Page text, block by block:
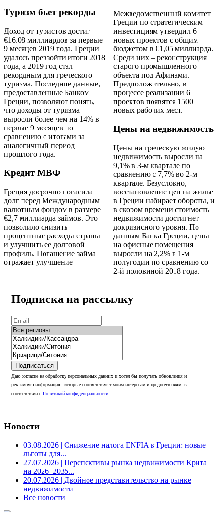
Туризм бьет рекорды
Доход от туристов достиг
€16,08 миллиардов за первые
9 месяцев 2019 года. Греции
удалось превзойти итоги 2018
года, а 2019 год стал
рекордным для греческого
туризма. Последние данные,
предоставленные Банком
Греции, позволяют понять,
что доходы от туризма
выросли более чем на 14% в
первые 9 месяцев по
сравнению с итогами за
аналогичный период
прошлого года.
Кредит МВФ
Греция досрочно погасила
долг перед Международным
валютным фондом в размере
€2,7 миллиарда займов. Это
позволило снизить
процентные расходы страны
и улучшить ее долговой
профиль. Погашение займа
отражает улучшение
Межведомственный комитет
Греции по стратегическим
инвестициям утвердил 6
новых проектов с общим
бюджетом в €1,05 миллиарда.
Среди них – реконструкция
старого промышленного
объекта под Афинами.
Предположительно, в
процессе реализации 6
проектов появятся 1500
новых рабочих мест.
Цены на недвижимость
Цены на греческую жилую
недвижимость выросли на
9,1% в 3-м квартале по
сравнению с 7,7% во 2-м
квартале. Безусловно,
восстановление цен на жилье
в Греции набирает обороты, и
в скором времени стоимость
недвижимости достигнет
докризисного уровня. По
данным Банка Греции, цены
на офисные помещения
выросли на 2,2% в 1-м
полугодии по сравнению со
2-й половиной 2018 года.
Подписка на рассылку
Подписаться
Даю согласие на обработку персональных данных и хотел бы получать обновления и
рекламную информацию, которые соответствуют моим интересам и предпочтениям, в
соответствии с Политикой конфиденциальности
Новости
03.08.2026 | Снижение налога ENFIA в Греции: новые
льготы для...
27.07.2026 | Перспективы рынка недвижимости Крита
на 2026–2035...
20.07.2026 | Двойное представительство на рынке
недвижимости...
Все новости